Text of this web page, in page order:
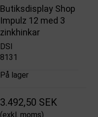
Butiksdisplay Shop
Impulz 12 med 3
zinkhinkar
DSI
8131
På lager
3.492,50 SEK
(exkl. moms)